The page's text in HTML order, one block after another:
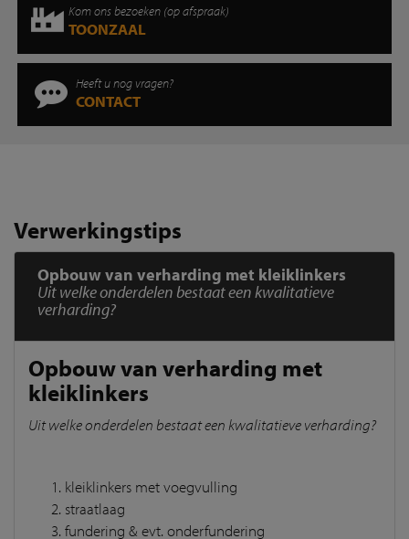
Kom ons bezoeken (op afspraak)
TOONZAAL
Heeft u nog vragen?
CONTACT
Verwerkingstips
Opbouw van verharding met kleiklinkers
Uit welke onderdelen bestaat een kwalitatieve
verharding?
Opbouw van verharding met
kleiklinkers
Uit welke onderdelen bestaat een kwalitatieve verharding?
kleiklinkers met voegvulling
straatlaag
fundering & evt. onderfundering